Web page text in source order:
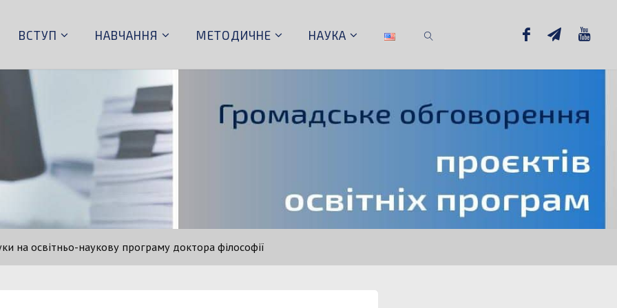
ВСТУП НАВЧАННЯ МЕТОДИЧНЕ НАУКА
SEARCH
на освітньо-наукову програму доктора філософії